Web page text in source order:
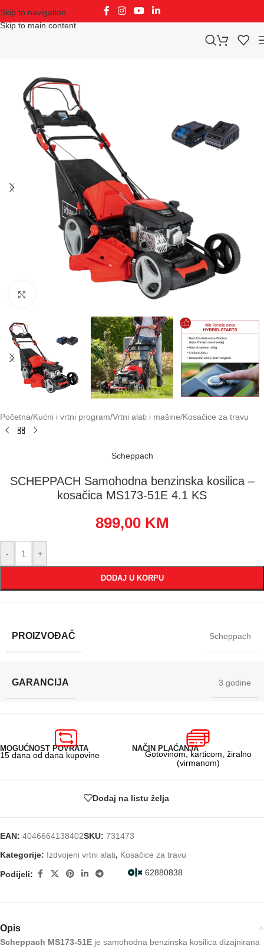
Skip to navigation
Skip to main content
Početna/Kućni i vrtni program/Vrtni alati i mašine/Kosačice za travu
Scheppach
SCHEPPACH Samohodna benzinska kosilica –
kosačica MS173-51E 4.1 KS
899,00 KM
- +
DODAJ U KORPU
PROIZVOĐAČ Scheppach
GARANCIJA 3 godine
MOGUĆNOST POVRATA
15 dana od dana kupovine
NAČIN PLAĆANJA
Gotovinom, karticom, žiralno
(virmanom)
Dodaj na listu želja
EAN: 4046664138402SKU: 731473
Kategorije: Izdvojeni vrtni alati, Kosačice za travu
62880838
Podijeli:
Opis
Scheppach MS173-51E je samohodna benzinska kosilica dizajnirana